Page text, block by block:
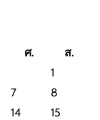
ศ.
ส.
1
7
8
14
15